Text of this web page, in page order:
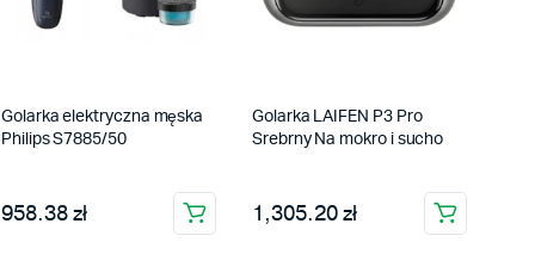
Golarka elektryczna męska
Philips S7885/50
958.38 zł
Golarka LAIFEN P3 Pro
Srebrny Na mokro i sucho
1,305.20 zł